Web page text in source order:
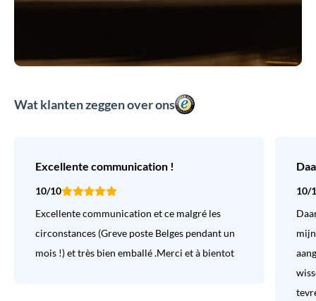
Wat klanten zeggen over ons
Excellente communication !
10/10
Excellente communication et ce malgré les
circonstances (Greve poste Belges pendant un
mois !) et très bien emballé .Merci et à bientot
10/